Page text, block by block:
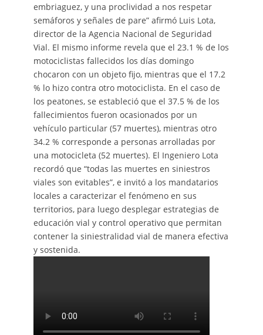
embriaguez, y una proclividad a nos respetar
semáforos y señales de pare” afirmó Luis Lota,
director de la Agencia Nacional de Seguridad
Vial. El mismo informe revela que el 23.1 % de los
motociclistas fallecidos los días domingo
chocaron con un objeto fijo, mientras que el 17.2
% lo hizo contra otro motociclista. En el caso de
los peatones, se estableció que el 37.5 % de los
fallecimientos fueron ocasionados por un
vehículo particular (57 muertes), mientras otro
34.2 % corresponde a personas arrolladas por
una motocicleta (52 muertes). El Ingeniero Lota
recordó que “todas las muertes en siniestros
viales son evitables”, e invitó a los mandatarios
locales a caracterizar el fenómeno en sus
territorios, para luego desplegar estrategias de
educación vial y control operativo que permitan
contener la siniestralidad vial de manera efectiva
y sostenida.